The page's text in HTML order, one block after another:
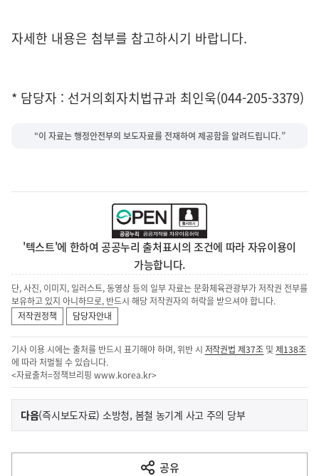
자세한 내용은 첨부를 참고하시기 바랍니다.
* 담당자 : 선거의회자치법규과 최인욱(044-205-3379)
“이 자료는 행정안전부의 보도자료를 전재하여 제공함을 알려드립니다.”
'텍스트'에 한하여 공공누리 출처표시의 조건에 따라 자유이용이
가능합니다.
단, 사진, 이미지, 일러스트, 동영상 등의 일부 자료는 문화체육관광부가 저작권 전부를
보유하고 있지 아니하므로, 반드시 해당 저작권자의 허락을 받으셔야 합니다.
저작권정책
담당자안내
기사 이용 시에는 출처를 반드시 표기해야 하며, 위반 시 저작권법 제37조 및제138조
에 따라 처벌될 수 있습니다.
<자료출처=정책브리핑 www.korea.kr>
이
전
다
다음기
(즉시보도자료) 소방청, 봄철 농기계 사고 주의 당부
공유